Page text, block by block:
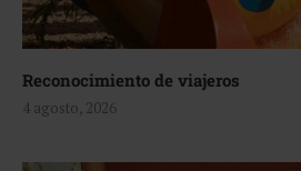
Reconocimiento de viajeros
4 agosto, 2026